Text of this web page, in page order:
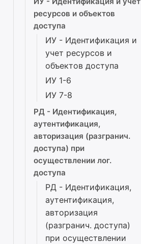
ресурсов и объектов
доступа
ИУ - Идентификация и
учет ресурсов и
объектов доступа
ИУ 1-6
ИУ 7-8
РД - Идентификация,
аутентификация,
авторизация (разгранич.
доступа) при
осуществлении лог.
доступа
РД - Идентификация,
аутентификация,
авторизация
(разгранич. доступа)
при осуществлении